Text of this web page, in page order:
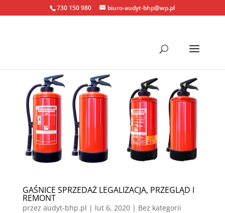
730 150 980 biuro-audyt-bhp@wp.pl
GAŚNICE SPRZEDAŻ LEGALIZACJA, PRZEGLĄD I
REMONT
przez audyt-bhp.pl | lut 6, 2020| Bez kategorii